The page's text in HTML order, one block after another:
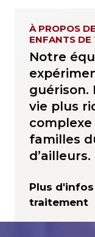
À PROPOS
ENFANTS
Notre
guérison.
vie plus
familles
d’ailleurs.
Plus
traitement